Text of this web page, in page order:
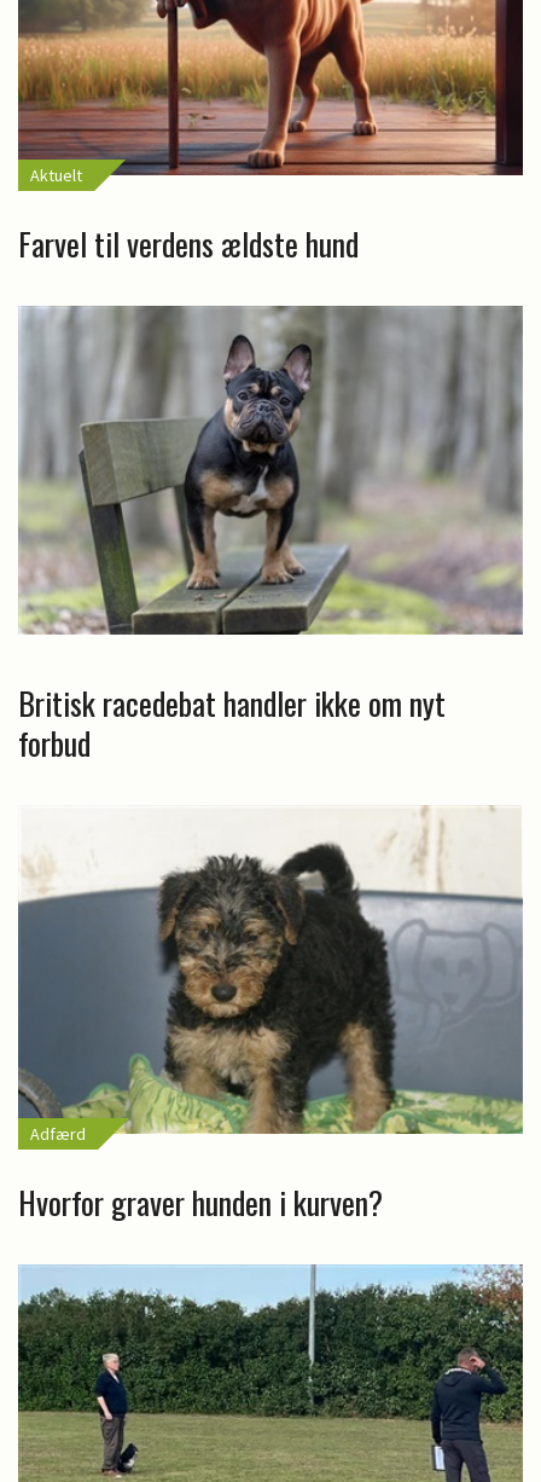
Aktuelt
Farvel til verdens ældste hund
Britisk racedebat handler ikke om nyt
forbud
Adfærd
Hvorfor graver hunden i kurven?